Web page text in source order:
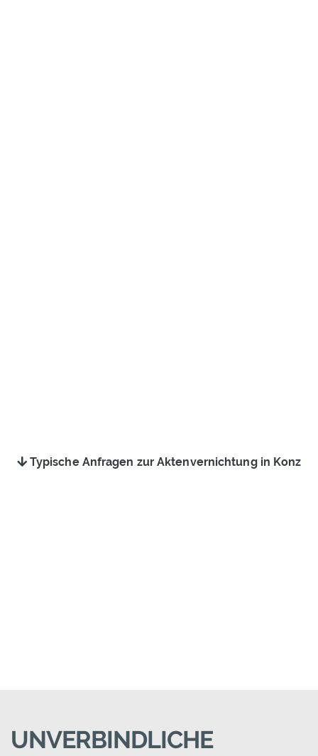
Typische Anfragen zur Aktenvernichtung in Konz
UNVERBINDLICHE